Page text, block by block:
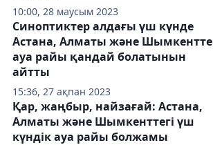
10:00, 28 маусым 2023
15:36, 27 ақпан 2023
Синоптиктер алдағы үш күнде
Астана, Алматы және Шымкентте
ауа райы қандай болатынын
айтты
Қар, жаңбыр, найзағай: Астана,
Алматы және Шымкенттегі үш
күндік ауа райы болжамы